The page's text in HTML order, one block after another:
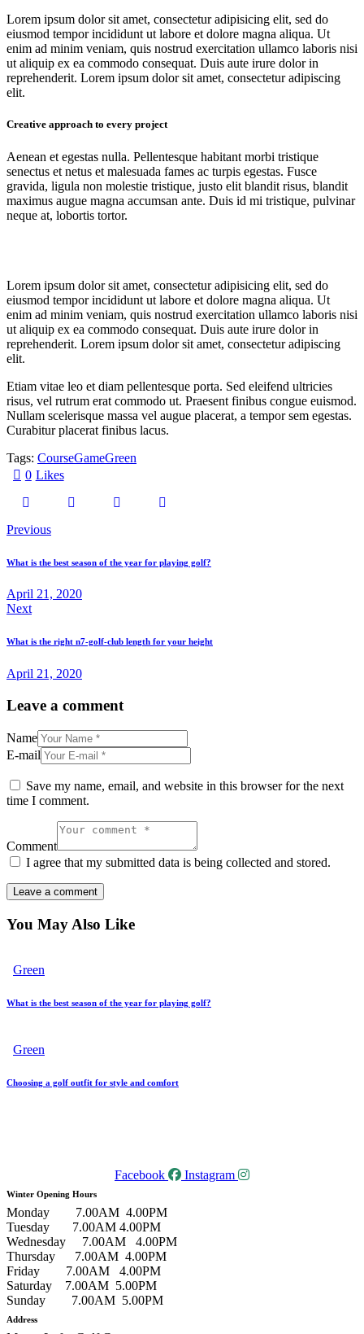
Lorem ipsum dolor sit amet, consectetur adipisicing elit, sed do
eiusmod tempor incididunt ut labore et dolore magna aliqua. Ut
enim ad minim veniam, quis nostrud exercitation ullamco laboris nisi
ut aliquip ex ea commodo consequat. Duis aute irure dolor in
reprehenderit. Lorem ipsum dolor sit amet, consectetur adipiscing
elit.
Creative approach to every project
Aenean et egestas nulla. Pellentesque habitant morbi tristique
senectus et netus et malesuada fames ac turpis egestas. Fusce
gravida, ligula non molestie tristique, justo elit blandit risus, blandit
maximus augue magna accumsan ante. Duis id mi tristique, pulvinar
neque at, lobortis tortor.
Lorem ipsum dolor sit amet, consectetur adipisicing elit, sed do
eiusmod tempor incididunt ut labore et dolore magna aliqua. Ut
enim ad minim veniam, quis nostrud exercitation ullamco laboris nisi
ut aliquip ex ea commodo consequat. Duis aute irure dolor in
reprehenderit. Lorem ipsum dolor sit amet, consectetur adipiscing
elit.
Etiam vitae leo et diam pellentesque porta. Sed eleifend ultricies
risus, vel rutrum erat commodo ut. Praesent finibus congue euismod.
Nullam scelerisque massa vel augue placerat, a tempor sem egestas.
Curabitur placerat finibus lacus.
Tags: CourseGameGreen
0 Likes
Post
navigation
Previous
What is the best season of the year for playing golf?
April 21, 2020
Next
What is the right n7-golf-club length for your height
April 21, 2020
Leave a comment
Name
E-mail
Save my name, email, and website in this browser for the next
time I comment.
Comment
I agree that my submitted data is being collected and stored.
You May Also Like
Green
What is the best season of the year for playing golf?
Green
Choosing a golf outfit for style and comfort
Facebook Instagram
Winter Opening Hours
Monday 7.00AM 4.00PM
Tuesday 7.00AM 4.00PM
Wednesday 7.00AM 4.00PM
Thursday 7.00AM 4.00PM
Friday 7.00AM 4.00PM
Saturday 7.00AM 5.00PM
Sunday 7.00AM 5.00PM
Address